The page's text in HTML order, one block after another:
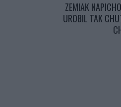
ZEMIAK
UROBIL TAK